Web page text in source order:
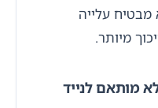
עלייה
מיותר.